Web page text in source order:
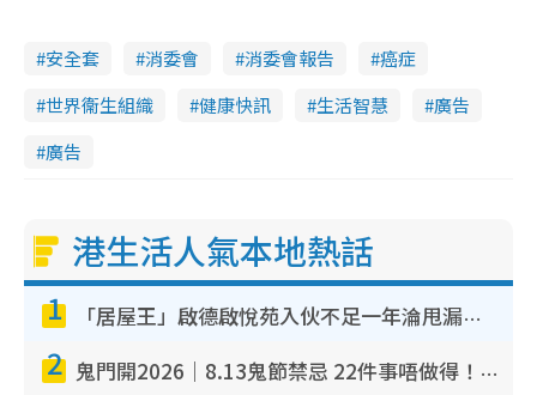
安全套 消委會 消委會報告
癌症
世界衞生組織
健康快訊 生活智慧
廣告
廣告
港生活人氣本地熱話
1 「居屋王」啟德啟悅苑入伙不足一年淪甩漏之王！插頭噴火花致大停電 多戶業主全屋家電報銷
2 鬼門開2026｜8.13鬼節禁忌 22件事唔做得！燒肉、刺身要少食？半夜勿吹口哨/打呢個電話